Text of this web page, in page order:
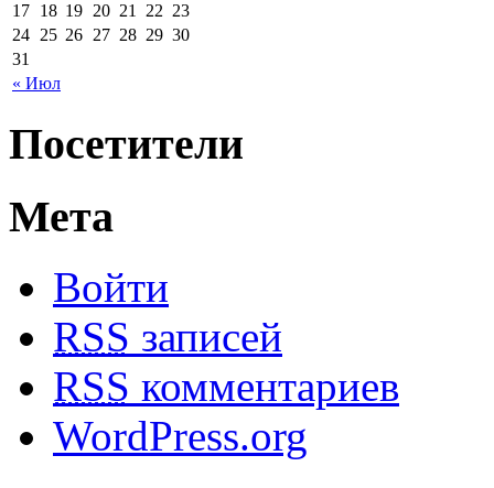
« Июл
17 18 19 20 21 22 23
24 25 26 27 28 29 30
31
Посетители
Мета
Войти
RSS записей
RSS комментариев
WordPress.org